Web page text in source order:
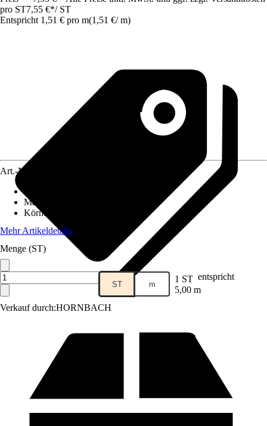
pro ST7,55 €*/ ST
Entspricht 1,51 € pro m(1,51 €/ m)
Verkauf durch:HORNBACH
Art.-Nr.
Maße
Körnung
Mehr Artikeldetails
Menge (ST)
ST m 1 ST entspricht
5,00 m